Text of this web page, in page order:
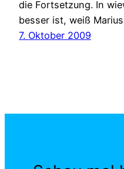
die Fortsetzung. In
besser ist, weiß
7. Oktober 2009